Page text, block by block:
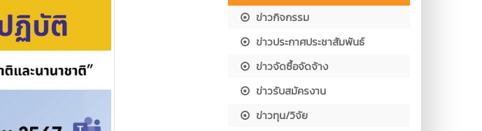
ข่าวกิจกรรม
ข่าวประกาศประชาสัมพันธ์
ข่าวจัดซื้อจัดจ้าง
ข่าวรับสมัครงาน
ข่าวทุน/วิจัย